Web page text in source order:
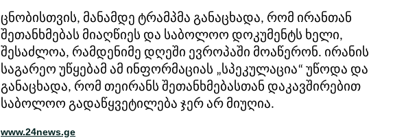
ცნობისთვის, მანამდე ტრამპმა განაცხადა, რომ ირანთან
შეთანხმებას მიაღწიეს და საბოლოო დოკუმენტს ხელი,
შესაძლოა, რამდენიმე დღეში ევროპაში მოაწერონ. ირანის
საგარეო უწყებამ ამ ინფორმაციას „სპეკულაცია“ უწოდა და
განაცხადა, რომ თეირანს შეთანხმებასთან დაკავშირებით
საბოლოო გადაწყვეტილება ჯერ არ მიუღია.
www.24news.ge